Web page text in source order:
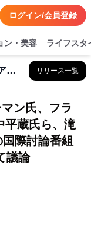
ログイン/会員登録
ン・美容 ライフスタ
株式会社NHKグローバルメディアサービス リリース一覧
ン氏、フラ
平蔵氏ら、滝
際討論番組
議論